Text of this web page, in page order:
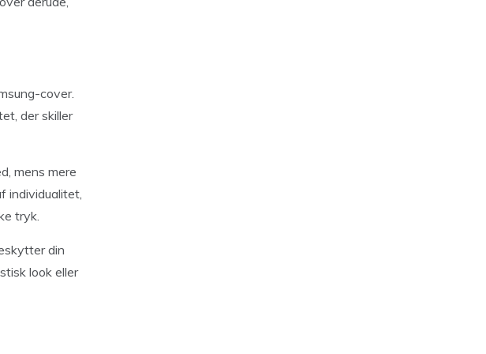
cover.
der skiller
mens mere
individualitet,
tryk.
din
look eller